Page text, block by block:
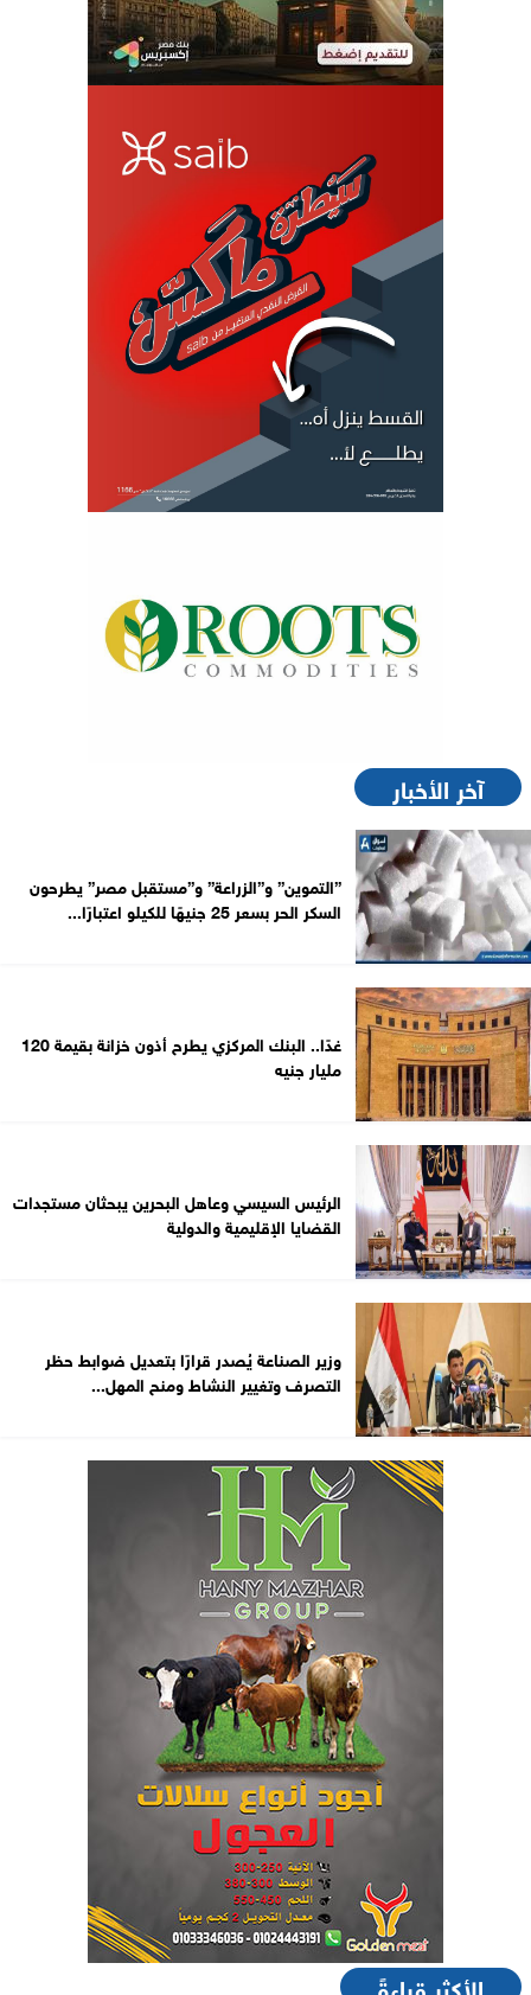
آخر الأخبار
”التموين” و”الزراعة” و”مستقبل مصر” يطرحون
السكر الحر بسعر 25 جنيهًا للكيلو اعتبارًا...
غدًا.. البنك المركزي يطرح أذون خزانة بقيمة 120
مليار جنيه
الرئيس السيسي وعاهل البحرين يبحثان مستجدات
القضايا الإقليمية والدولية
وزير الصناعة يُصدر قرارًا بتعديل ضوابط حظر
التصرف وتغيير النشاط ومنح المهل...
الأكثر قراءةً